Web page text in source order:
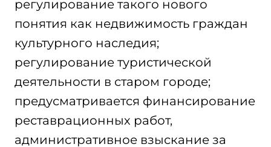
регулирование такого нового
понятия как недвижимость граждан
культурного наследия;
регулирование туристической
деятельности в старом городе;
предусматривается финансирование
реставрационных работ,
административное взыскание за